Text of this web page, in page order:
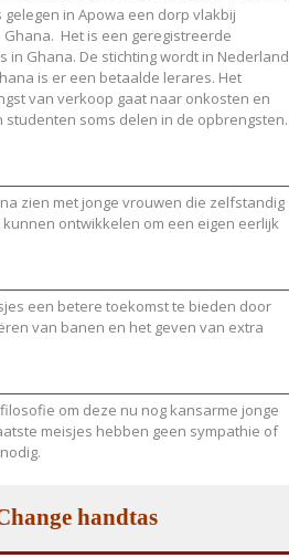
in Apowa een dorp vlakbij
Het is een geregistreerde
in Ghana. De stichting wordt in Nederland
is er een betaalde lerares. Het
van verkoop gaat naar onkosten en
soms delen in de opbrengsten.
zien met jonge vrouwen die zelfstandig
ontwikkelen om een eigen eerlijk
een betere toekomst te bieden door
van banen en het geven van extra
om deze nu nog kansarme jonge
meisjes hebben geen sympathie of
handtas